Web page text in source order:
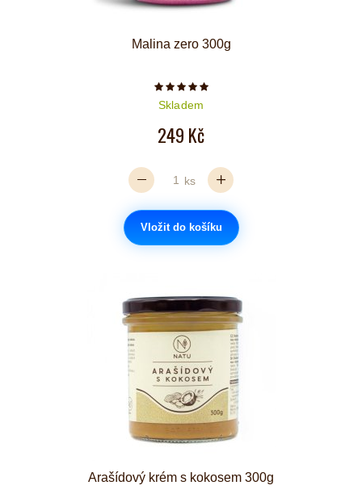
Malina zero 300g
Počet hvězdiček je 5 z 5
Skladem
249 Kč
ks
Vložit do košíku
Arašídový krém s kokosem 300g